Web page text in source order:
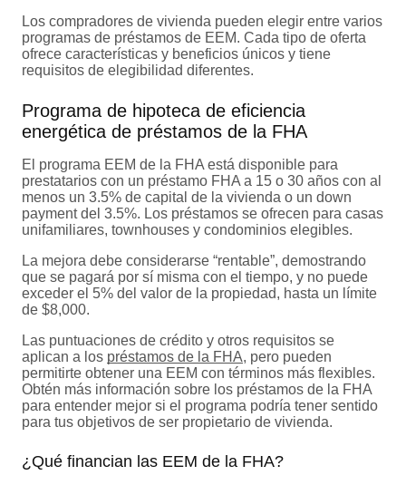
Los compradores de vivienda pueden elegir entre varios
programas de préstamos de EEM. Cada tipo de oferta
ofrece características y beneficios únicos y tiene
requisitos de elegibilidad diferentes.
Programa de hipoteca de eficiencia
energética de préstamos de la FHA
El programa EEM de la FHA está disponible para
prestatarios con un préstamo FHA a 15 o 30 años con al
menos un 3.5% de capital de la vivienda o un down
payment del 3.5%. Los préstamos se ofrecen para casas
unifamiliares, townhouses y condominios elegibles.
La mejora debe considerarse “rentable”, demostrando
que se pagará por sí misma con el tiempo, y no puede
exceder el 5% del valor de la propiedad, hasta un límite
de $8,000.
Las puntuaciones de crédito y otros requisitos se
aplican a los préstamos de la FHA, pero pueden
permitirte obtener una EEM con términos más flexibles.
Obtén más información sobre los préstamos de la FHA
para entender mejor si el programa podría tener sentido
para tus objetivos de ser propietario de vivienda.
¿Qué financian las EEM de la FHA?